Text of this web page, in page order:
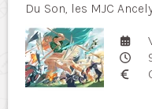
Du Son, les MJC